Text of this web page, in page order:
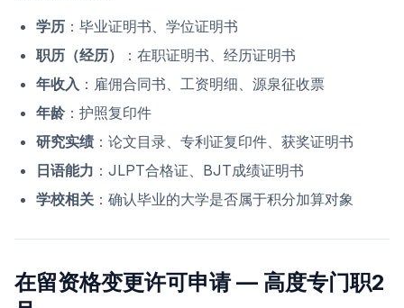
学历 ：毕业证明书、学位证明书
职历（经历）
：在职证明书、经历证明书
年收入 ：雇佣合同书、工资明细、源泉征收票
年龄：护照复印件
研究实绩 ：论文目录、专利证复印件、获奖证明书
日语能力 ：JLPT合格证、BJT成绩证明书
学校相关 ：确认毕业的大学是否属于积分加算对象
在留资格变更许可申请 — 高度专门职2